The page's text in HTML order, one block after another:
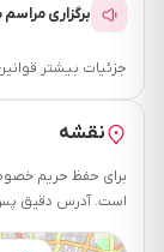
برگزاری
جزئیات بیشتر
نقشه
برای حفظ حریم
است. آدرس دقیق